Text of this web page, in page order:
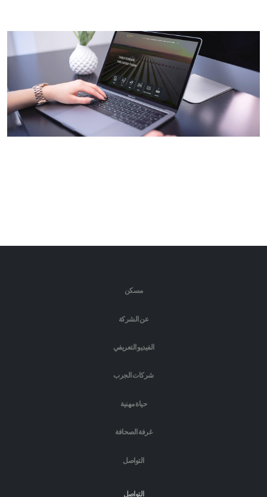
مسكن
عن الشركة
الفيديو التعريفي
شركات الجرب
حياة مهنية
غرفة الصحافة
التواصل
التواصل